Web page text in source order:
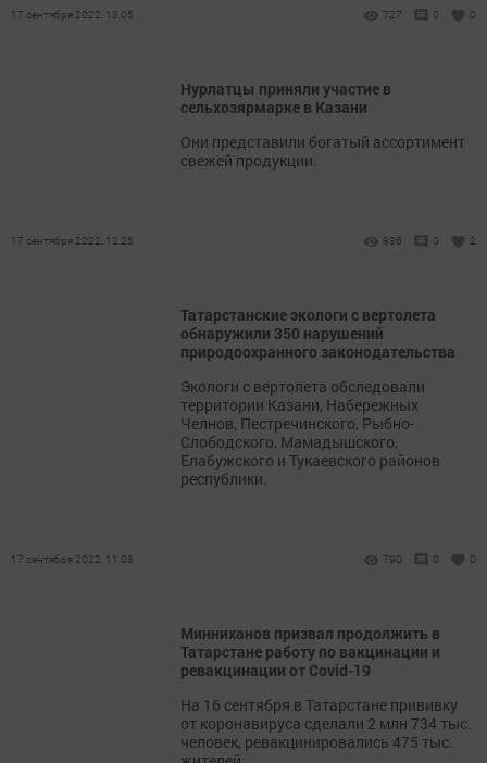
17 сентября 2022, 13:05 727 0 0
Нурлатцы приняли участие в
сельхозярмарке в Казани
Они представили богатый ассортимент
свежей продукции.
17 сентября 2022, 12:25 836 0 2
Татарстанские экологи с вертолета
обнаружили 350 нарушений
природоохранного законодательства
Экологи с вертолета обследовали
территории Казани, Набережных
Челнов, Пестречинского, Рыбно-
Слободского, Мамадышского,
Елабужского и Тукаевского районов
республики.
17 сентября 2022, 11:08 790 0 0
Минниханов призвал продолжить в
Татарстане работу по вакцинации и
ревакцинации от Covid-19
На 16 сентября в Татарстане прививку
от коронавируса сделали 2 млн 734 тыс.
человек, ревакцинировались 475 тыс.